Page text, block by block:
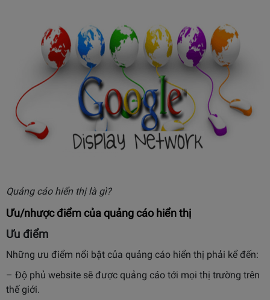
Quảng cáo hiển thị là gì?
Ưu/nhược điểm của quảng cáo hiển thị
Ưu điểm
Những ưu điểm nổi bật của quảng cáo hiển thị phải kể đến:
– Độ phủ website sẽ được quảng cáo tới mọi thị trường trên
thế giới.